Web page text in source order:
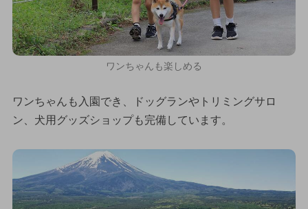
ワンちゃんも楽しめる
ワンちゃんも入園でき、ドッグランやトリミングサロ
ン、犬用グッズショップも完備しています。